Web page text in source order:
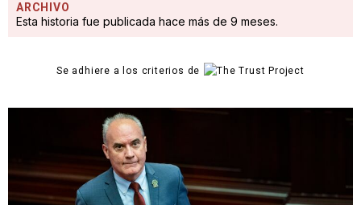
ARCHIVO
Esta historia fue publicada hace más de 9 meses.
Se adhiere a los criterios de